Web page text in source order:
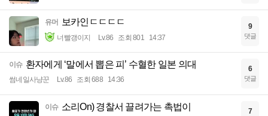
유머 보카인ㄷㄷㄷㄷ
너빨갱이지 Lv.86 조회 801 14:37
9
댓글
이슈 환자에게 ‘말에서 뽑은 피’ 수혈한 일본 의대
썸네일사냥꾼 Lv.86 조회 688 14:36
6
댓글
이슈 소리On) 경찰서 끌려가는 촉법이 7